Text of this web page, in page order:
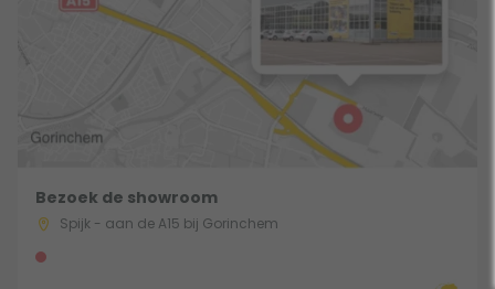
Bezoek de showroom
Spijk - aan de A15 bij Gorinchem